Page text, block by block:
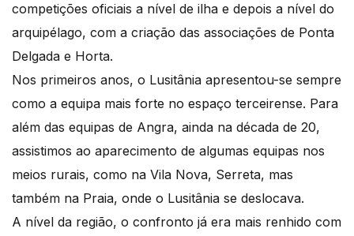
competições oficiais a nível de ilha e depois a nível do
arquipélago, com a criação das associações de Ponta
Delgada e Horta.
Nos primeiros anos, o Lusitânia apresentou-se sempre
como a equipa mais forte no espaço terceirense. Para
além das equipas de Angra, ainda na década de 20,
assistimos ao aparecimento de algumas equipas nos
meios rurais, como na Vila Nova, Serreta, mas
também na Praia, onde o Lusitânia se deslocava.
A nível da região, o confronto já era mais renhido com